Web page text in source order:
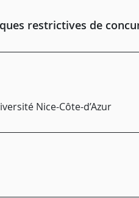
restrictives de
Nice-Côte-d’Azur